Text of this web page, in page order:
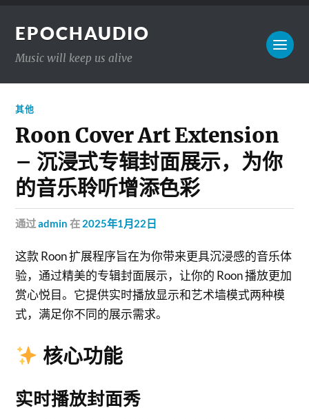
EPOCHAUDIO
Music will keep us alive
其他
Roon Cover Art Extension
– 沉浸式专辑封面展示，为你
的音乐聆听增添色彩
通过admin 在 2025年1月22日
这款 Roon 扩展程序旨在为你带来更具沉浸感的音乐体
验，通过精美的专辑封面展示，让你的 Roon 播放更加
赏心悦目。它提供实时播放显示和艺术墙模式两种模
式，满足你不同的展示需求。
核心功能
实时播放封面秀